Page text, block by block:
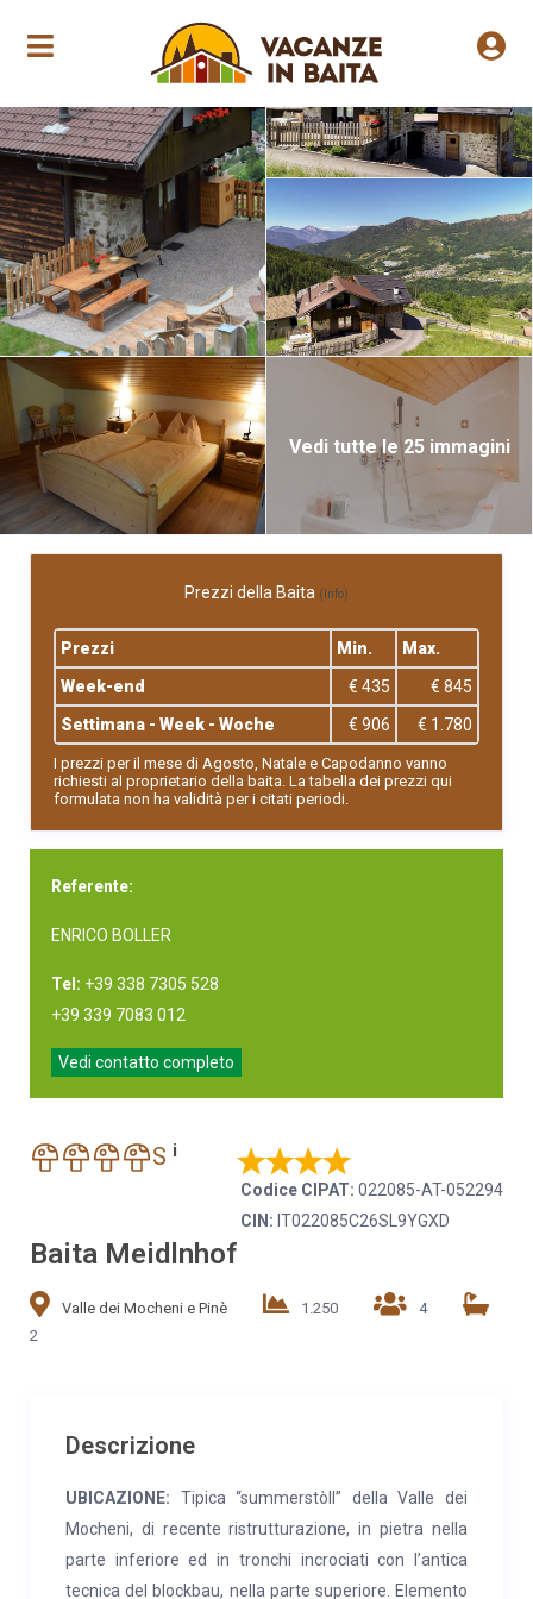
Apertura annuale
Vedi tutte le 25 immagini
Prezzi della Baita (Info)
Prezzi Min.
Max.
Week-end
€ 435
€ 845
Settimana - Week - Woche
€ 906 € 1.780
I prezzi per il mese di Agosto, Natale e Capodanno vanno
richiesti al proprietario della baita. La tabella dei prezzi qui
formulata non ha validità per i citati periodi.
Referente:
ENRICO BOLLER
Tel: +39 338 7305 528
+39 339 7083 012
Vedi contatto completo
S i
Codice CIPAT: 022085-AT-052294
CIN: IT022085C26SL9YGXD
Baita Meidlnhof
Valle dei Mocheni e Pinè 1.250
4
2
Descrizione
UBICAZIONE: Tipica “summerstòll” della Valle dei
Mocheni, di recente ristrutturazione, in pietra nella
parte inferiore ed in tronchi incrociati con l’antica
tecnica del blockbau, nella parte superiore. Elemento